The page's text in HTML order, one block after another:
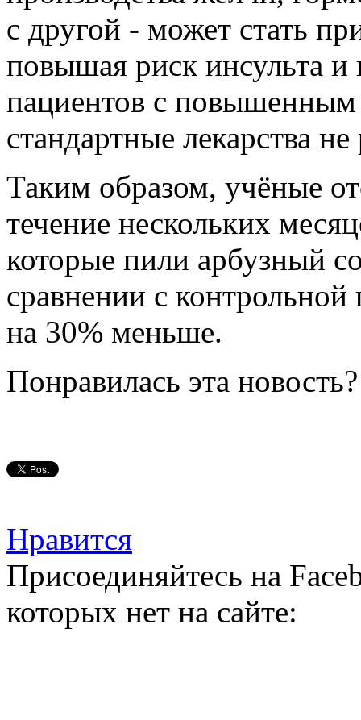
с другой - может стать
повышая риск инсульта
пациентов с повышенным
стандартные лекарства
Таким образом, учёные
течение нескольких
которые пили арбузный
сравнении с
на 30% меньше.
Понравилась эта
Нравится
Присоединяйтесь на
которых нет на сайте: